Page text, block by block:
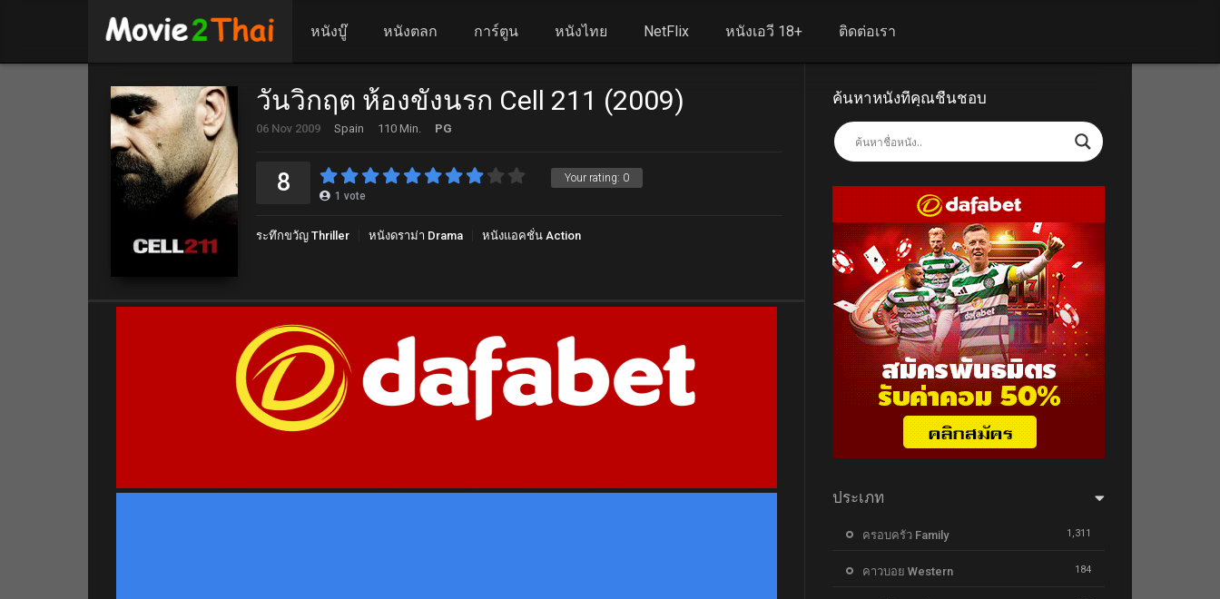
หนังบู๊ หนังตลก การ์ตูน หนังไทย NetFlix หนังเอวี 18+ ติดต่อเรา
วันวิกฤต ห้องขังนรก Cell 211 (2009)
06 Nov 2009 Spain 110 Min. PG
Your rating: 0
8 1 vote
ระทึกขวัญ Thriller หนังดราม่า Drama หนังแอคชั่น Action
ค้นหาหนังที่คุณชื่นชอบ
ประเภท
ครอบครัว Family 1,311
คาวบอย Western 184